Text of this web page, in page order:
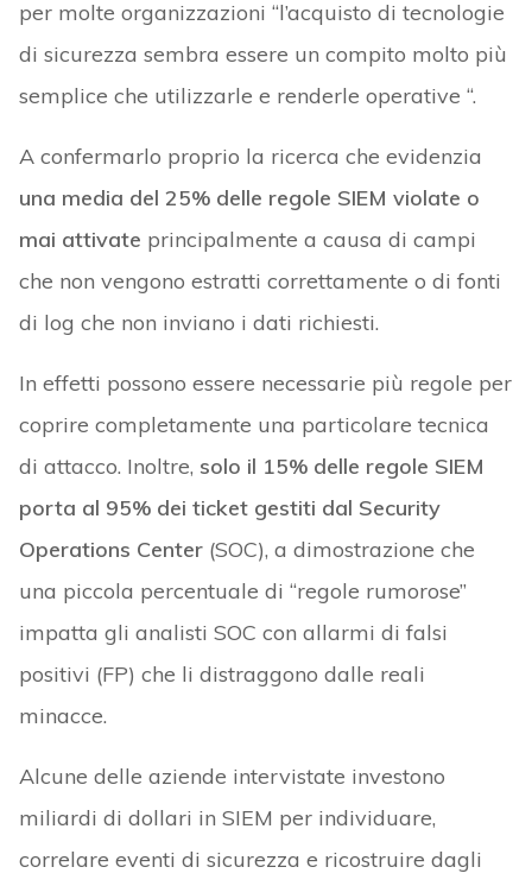
per molte organizzazioni “l’acquisto di tecnologie
di sicurezza sembra essere un compito molto più
semplice che utilizzarle e renderle operative “.
A confermarlo proprio la ricerca che evidenzia
una media del 25% delle regole SIEM violate o
mai attivate principalmente a causa di campi
che non vengono estratti correttamente o di fonti
di log che non inviano i dati richiesti.
In effetti possono essere necessarie più regole per
coprire completamente una particolare tecnica
di attacco. Inoltre, solo il 15% delle regole SIEM
porta al 95% dei ticket gestiti dal Security
Operations Center(SOC), a dimostrazione che
una piccola percentuale di “regole rumorose”
impatta gli analisti SOC con allarmi di falsi
positivi (FP) che li distraggono dalle reali
minacce.
Alcune delle aziende intervistate investono
miliardi di dollari in SIEM per individuare,
correlare eventi di sicurezza e ricostruire dagli